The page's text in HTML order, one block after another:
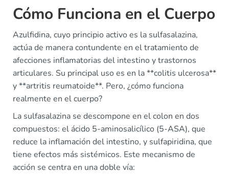
Cómo Funciona en el Cuerpo
Azulfidina, cuyo principio activo es la sulfasalazina,
actúa de manera contundente en el tratamiento de
afecciones inflamatorias del intestino y trastornos
articulares. Su principal uso es en la **colitis ulcerosa**
y **artritis reumatoide**. Pero, ¿cómo funciona
realmente en el cuerpo?
La sulfasalazina se descompone en el colon en dos
compuestos: el ácido 5-aminosalicílico (5-ASA), que
reduce la inflamación del intestino, y sulfapiridina, que
tiene efectos más sistémicos. Este mecanismo de
acción se centra en una doble vía: